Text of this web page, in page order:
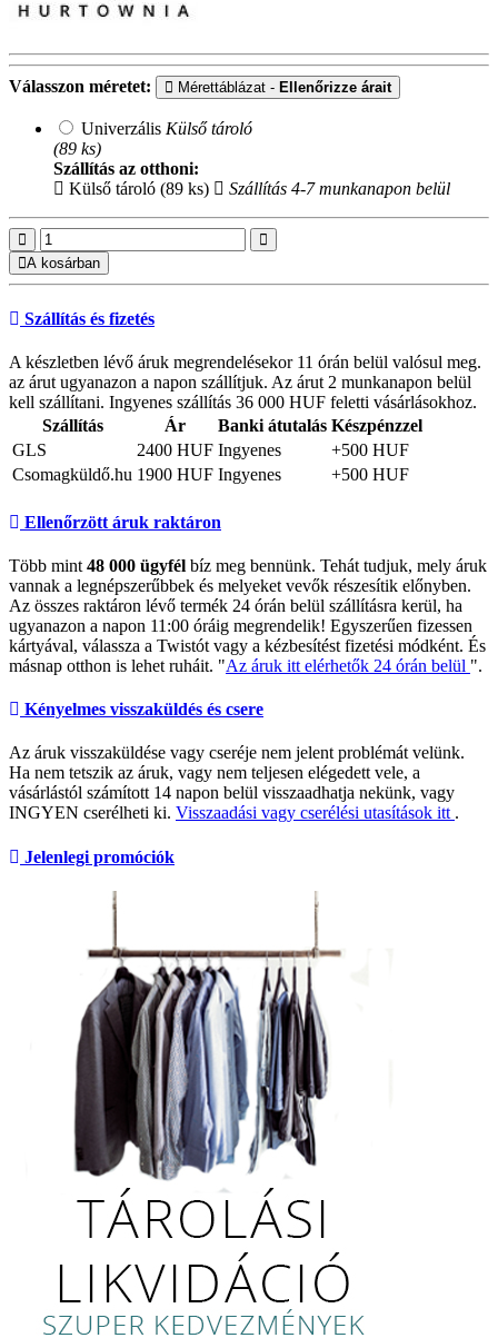
Válasszon méretet: Mérettáblázat - Ellenőrizze árait
Univerzális Külső tároló
(89 ks)
Szállítás az otthoni:
Külső tároló (89 ks)
Szállítás 4-7 munkanapon belül
A kosárban
Szállítás és fizetés
A készletben lévő áruk megrendelésekor 11 órán belül valósul meg.
az árut ugyanazon a napon szállítjuk. Az árut 2 munkanapon belül
kell szállítani. Ingyenes szállítás 36 000 HUF feletti vásárlásokhoz.
Szállítás
Ár Banki átutalás Készpénzzel
GLS
2400 HUF Ingyenes
+500 HUF
Csomagküldő.hu 1900 HUF Ingyenes +500 HUF
Ellenőrzött áruk raktáron
Több mint 48 000 ügyfél bíz meg bennünk. Tehát tudjuk, mely áruk
vannak a legnépszerűbbek és melyeket vevők részesítik előnyben.
Az összes raktáron lévő termék 24 órán belül szállításra kerül, ha
ugyanazon a napon 11:00 óráig megrendelik! Egyszerűen fizessen
kártyával, válassza a Twistót vagy a kézbesítést fizetési módként. És
másnap otthon is lehet ruháit. "Az áruk itt elérhetők 24 órán belül ".
Kényelmes visszaküldés és csere
Az áruk visszaküldése vagy cseréje nem jelent problémát velünk.
Ha nem tetszik az áruk, vagy nem teljesen elégedett vele, a
vásárlástól számított 14 napon belül visszaadhatja nekünk, vagy
INGYEN cserélheti ki. Visszaadási vagy cserélési utasítások itt .
Jelenlegi promóciók